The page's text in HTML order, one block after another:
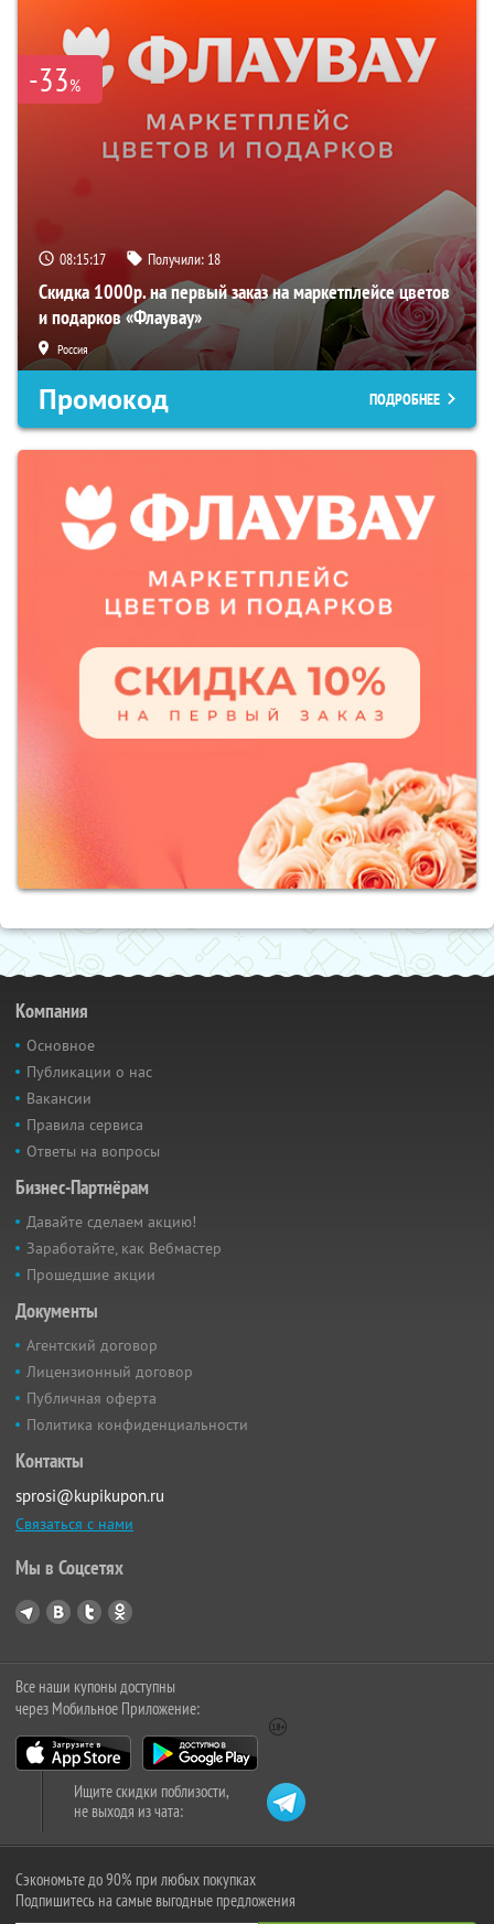
-33%
08:15:16 Получили: 18
Скидка 1000р. на первый заказ на маркетплейсе цветов
и подарков «Флаувау»
Россия
Промокод ПОДРОБНЕЕ
Компания
Основное
Публикации о нас
Вакансии
Правила сервиса
Ответы на вопросы
Бизнес-Партнёрам
Давайте сделаем акцию!
Заработайте, как Вебмастер
Прошедшие акции
Документы
Агентский договор
Лицензионный договор
Публичная оферта
Политика конфиденциальности
Контакты
sprosi@kupikupon.ru
Связаться с нами
Мы в Соцсетях
Все наши купоны доступны
через Мобильное Приложение:
Ищите скидки поблизости,
не выходя из чата:
Сэкономьте до 90% при любых покупках
Подпишитесь на самые выгодные предложения